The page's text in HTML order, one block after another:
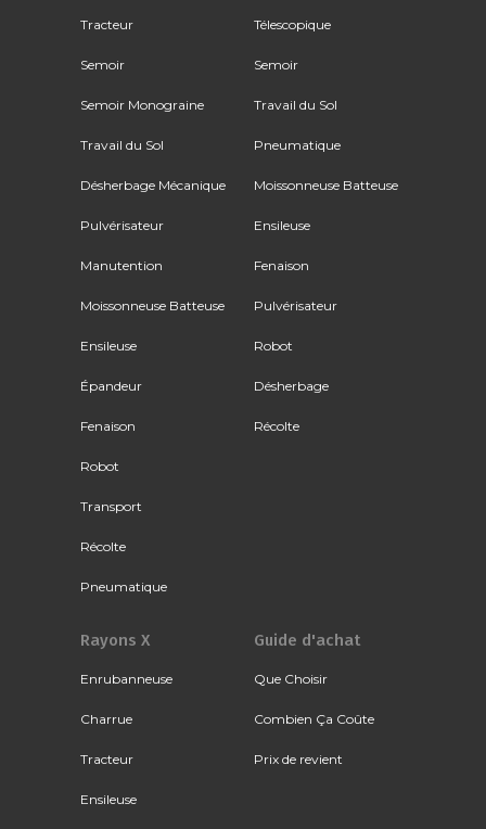
Tracteur
Semoir
Semoir Monograine
Travail du Sol
Désherbage Mécanique
Pulvérisateur
Manutention
Moissonneuse Batteuse
Ensileuse
Épandeur
Fenaison
Robot
Transport
Récolte
Pneumatique
Télescopique
Semoir
Travail du Sol
Pneumatique
Moissonneuse Batteuse
Ensileuse
Fenaison
Pulvérisateur
Robot
Désherbage
Récolte
Rayons X
Enrubanneuse
Charrue
Tracteur
Ensileuse
Guide d'achat
Que Choisir
Combien Ça Coûte
Prix de revient